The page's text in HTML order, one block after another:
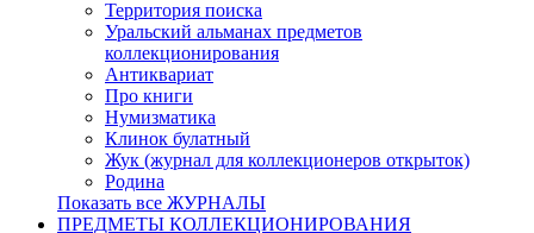
Территория поиска
Уральский альманах предметов
коллекционирования
Антиквариат
Про книги
Нумизматика
Клинок булатный
Жук (журнал для коллекционеров открыток)
Родина
Показать все ЖУРНАЛЫ
ПРЕДМЕТЫ КОЛЛЕКЦИОНИРОВАНИЯ